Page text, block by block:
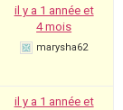
il y a 1 année et
4 mois
marysha62
il y a 1 année et